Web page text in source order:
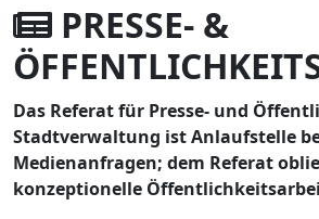
PRESSE- &
Das Referat für Presse- und
Stadtverwaltung ist Anlaufstelle
Medienanfragen; dem Referat
konzeptionelle